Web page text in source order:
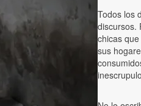
Todos los
discursos.
chicas
sus